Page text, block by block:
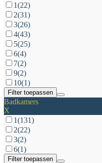
1(22)
2(31)
3(26)
4(43)
5(25)
6(4)
7(2)
9(2)
10(1)
Filter toepassen
Badkamers
X
1(131)
2(22)
3(2)
6(1)
Filter toepassen